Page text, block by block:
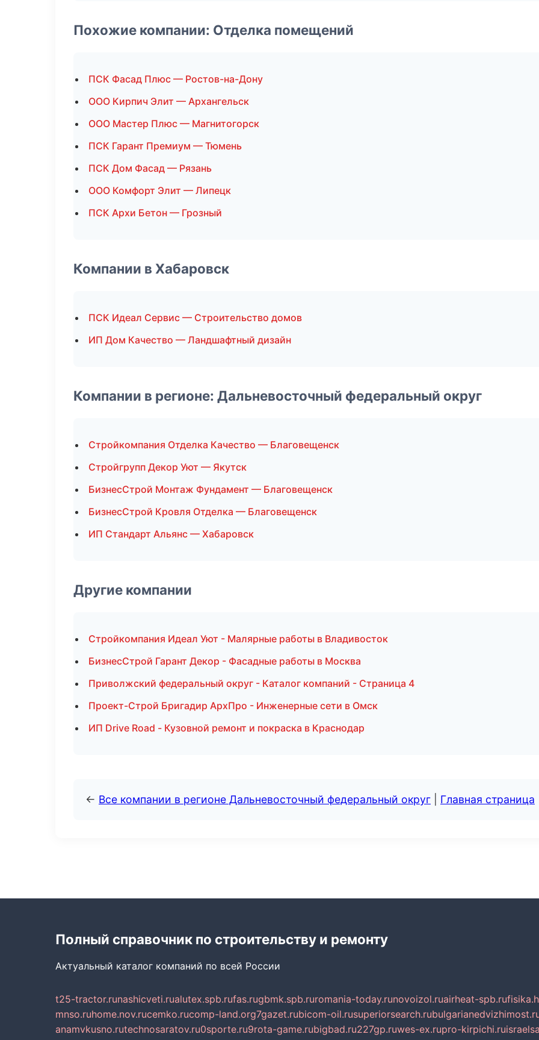
Похожие компании: Отделка помещений
ПСК Фасад Плюс — Ростов-на-Дону
ООО Кирпич Элит — Архангельск
ООО Мастер Плюс — Магнитогорск
ПСК Гарант Премиум — Тюмень
ПСК Дом Фасад — Рязань
ООО Комфорт Элит — Липецк
ПСК Архи Бетон — Грозный
Компании в Хабаровск
ПСК Идеал Сервис — Строительство домов
ИП Дом Качество — Ландшафтный дизайн
Компании в регионе: Дальневосточный федеральный округ
Стройкомпания Отделка Качество — Благовещенск
Стройгрупп Декор Уют — Якутск
БизнесСтрой Монтаж Фундамент — Благовещенск
БизнесСтрой Кровля Отделка — Благовещенск
ИП Стандарт Альянс — Хабаровск
Другие компании
Стройкомпания Идеал Уют - Малярные работы в Владивосток
БизнесСтрой Гарант Декор - Фасадные работы в Москва
Приволжский федеральный округ - Каталог компаний - Страница 4
Проект-Строй Бригадир АрхПро - Инженерные сети в Омск
ИП Drive Road - Кузовной ремонт и покраска в Краснодар
← Все компании в регионе Дальневосточный федеральный округ Главная страница
Полный справочник по строительству и ремонту
Актуальный каталог компаний по всей России
t25-tractor.runashicveti.rualutex.spb.rufas.rugbmk.spb.ruromania-today.runovoizol.ruairheat-spb.ru
mnso.ruhome.nov.rucemko.rucomp-land.org7gazet.rubicom-oil.rusuperiorsearch.ru
anamvkusno.rutechnosaratov.ru0sporte.ru9rota-game.rubigbad.ru227gp.ruwes-ex.rupro-kirpichi.ru